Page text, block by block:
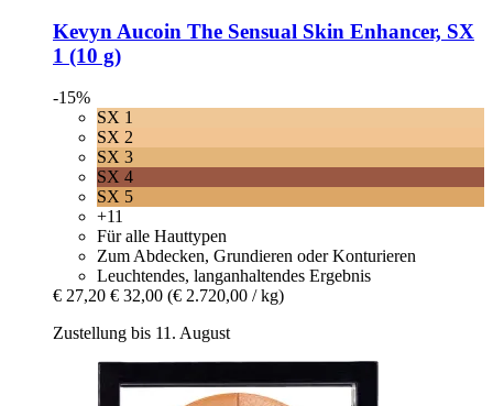
Kevyn Aucoin The Sensual Skin Enhancer, SX
1 (10 g)
-15%
SX 1
SX 2
SX 3
SX 4
SX 5
+11
Für alle Hauttypen
Zum Abdecken, Grundieren oder Konturieren
Leuchtendes, langanhaltendes Ergebnis
€ 27,20 € 32,00 (€ 2.720,00 / kg)
Zustellung bis 11. August